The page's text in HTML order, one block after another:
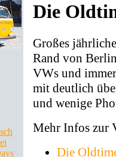
Die
Großes
Rand von
VWs und
mit deutlich
und wenige
Mehr Infos zur
Die